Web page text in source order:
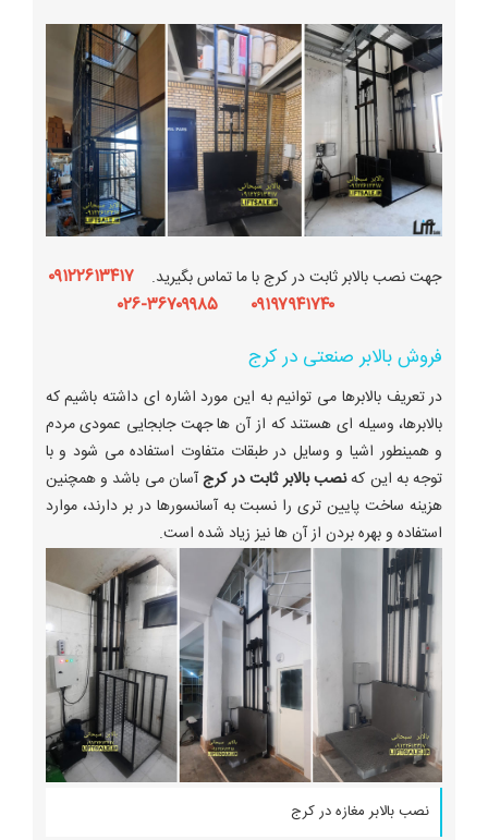
جهت نصب بالابر ثابت در کرج با ما تماس بگیرید.
۰۹۱۲۲۶۱۳۴۱۷
۰۹۱۹۷۹۴۱۷۴۰ ۳۶۷۰۹۹۸۵-۰۲۶
فروش بالابر صنعتی در کرج
در تعریف بالابرها می توانیم به این مورد اشاره ای داشته باشیم که
بالابرها، وسیله ای هستند که از آن ها جهت جابجایی عمودی مردم
و همینطور اشیا و وسایل در طبقات متفاوت استفاده می شود و با
توجه به این کهنصب بالابر ثابت در کرجآسان می باشد و همچنین
هزینه ساخت پایین تری را نسبت به آسانسورها در بر دارند، موارد
استفاده و بهره بردن از آن ها نیز زیاد شده است.
نصب بالابر مغازه در کرج